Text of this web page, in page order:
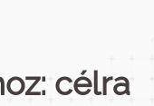
célra